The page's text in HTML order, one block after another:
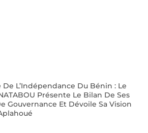
De L’Indépendance Du Bénin : Le
Présente Le Bilan De Ses
Gouvernance Et Dévoile Sa Vision